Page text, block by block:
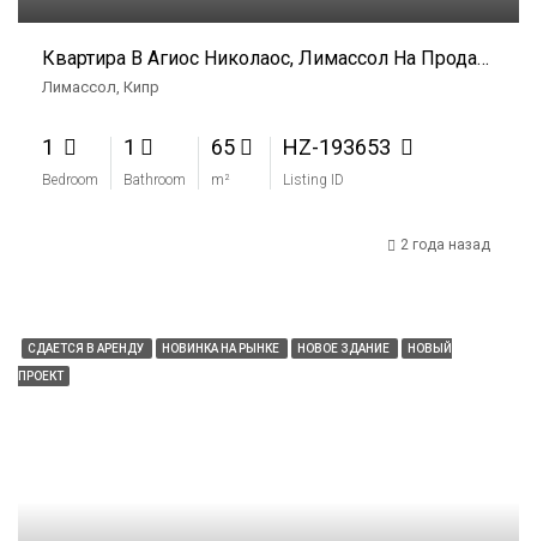
Квартира В Агиос Николаос, Лимассол На Продажу
Лимассол, Кипр
1
Bedroom
1
Bathroom
65
m²
HZ-193653
Listing ID
2 года назад
СДАЕТСЯ В АРЕНДУ НОВИНКА НА РЫНКЕ НОВОЕ ЗДАНИЕ НОВЫЙ
ПРОЕКТ